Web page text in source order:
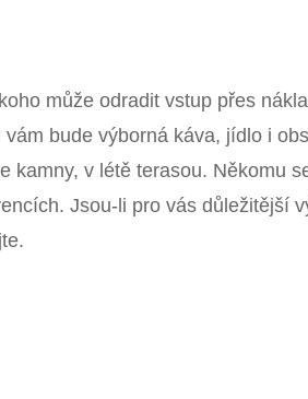
může odradit vstup přes
bude výborná káva, jídlo i
kamny, v létě terasou. Někomu
Jsou-li pro vás důležitější